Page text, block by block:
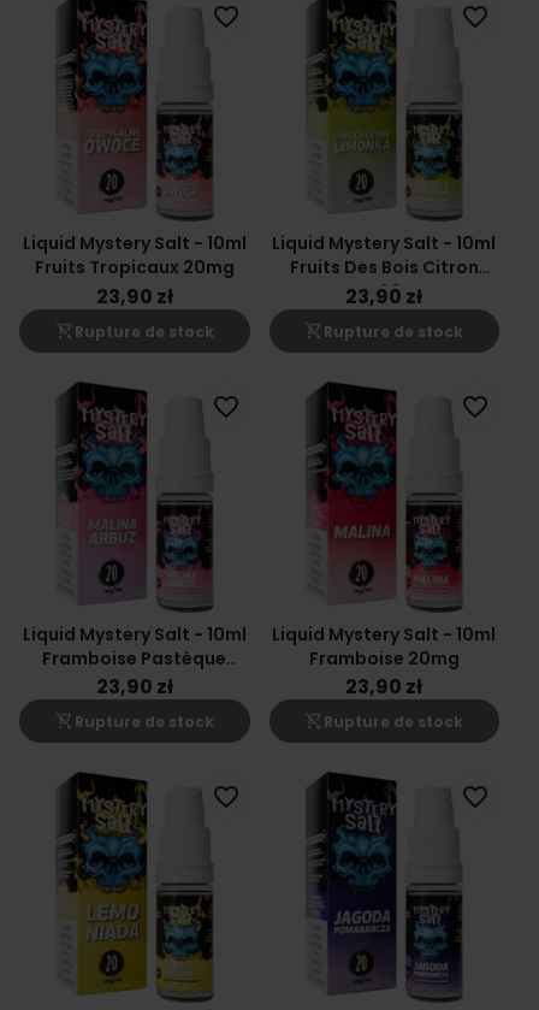
Liquid Mystery Salt - 10ml
Fruits Tropicaux 20mg
23,90 zł
shopping_cart_off Rupture de stock
favorite_border
Liquid Mystery Salt - 10ml
Fruits Des Bois Citron
Vert 20mg
23,90 zł
shopping_cart_off Rupture de stock
favorite_border
Liquid Mystery Salt - 10ml
Framboise Pastèque
20mg
23,90 zł
shopping_cart_off Rupture de stock
favorite_border
Liquid Mystery Salt - 10ml
Framboise 20mg
23,90 zł
shopping_cart_off Rupture de stock
favorite_border
favorite_border favorite_border